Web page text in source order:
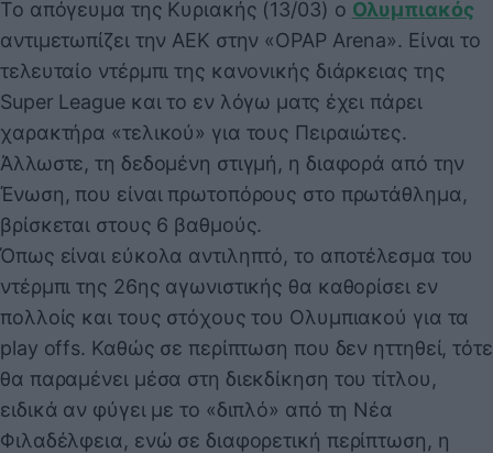
Το απόγευμα της Κυριακής (13/03) ο Ολυμπιακός
αντιμετωπίζει την ΑΕΚ στην «OPAP Arena». Είναι το
τελευταίο ντέρμπι της κανονικής διάρκειας της
Super League και το εν λόγω ματς έχει πάρει
χαρακτήρα «τελικού» για τους Πειραιώτες.
Άλλωστε, τη δεδομένη στιγμή, η διαφορά από την
Ένωση, που είναι πρωτοπόρους στο πρωτάθλημα,
βρίσκεται στους 6 βαθμούς.
Όπως είναι εύκολα αντιληπτό, το αποτέλεσμα του
ντέρμπι της 26ης αγωνιστικής θα καθορίσει εν
πολλοίς και τους στόχους του Ολυμπιακού για τα
play offs. Καθώς σε περίπτωση που δεν ηττηθεί, τότε
θα παραμένει μέσα στη διεκδίκηση του τίτλου,
ειδικά αν φύγει με το «διπλό» από τη Νέα
Φιλαδέλφεια, ενώ σε διαφορετική περίπτωση, η